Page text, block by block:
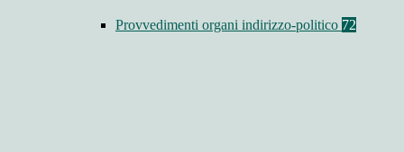
Provvedimenti organi indirizzo-politico 72